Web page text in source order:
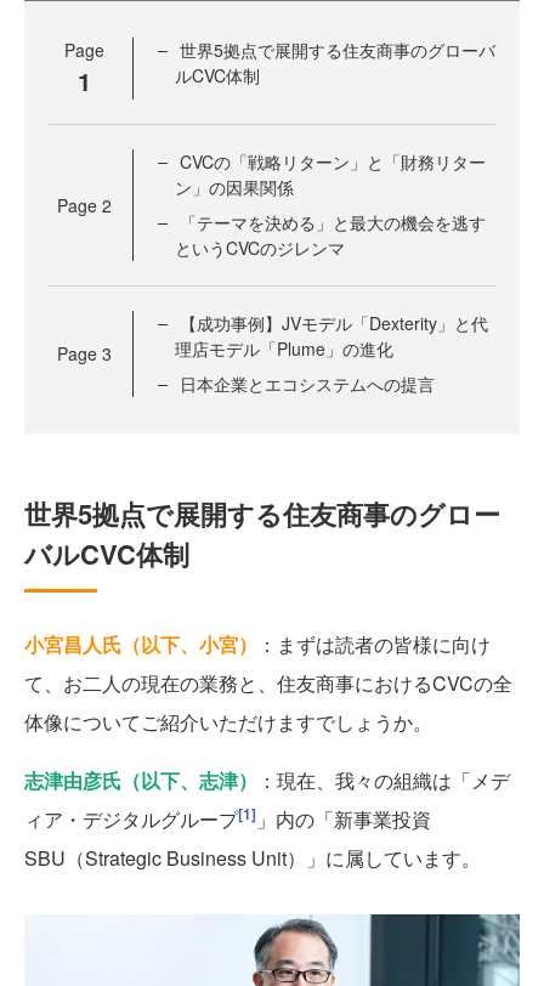
Page
1
世界5拠点で展開する住友商事のグローバ
ルCVC体制
Page 2
CVCの「戦略リターン」と「財務リター
ン」の因果関係
「テーマを決める」と最大の機会を逃す
というCVCのジレンマ
Page 3
【成功事例】JVモデル「Dexterity」と代
理店モデル「Plume」の進化
日本企業とエコシステムへの提言
世界5拠点で展開する住友商事のグロー
バルCVC体制
小宮昌人氏（以下、小宮）
：まずは読者の皆様に向け
て、お二人の現在の業務と、住友商事におけるCVCの全
体像についてご紹介いただけますでしょうか。
志津由彦氏（以下、志津）
：現在、我々の組織は「メデ
ィア・デジタルグループ[1] 」内の「新事業投資
SBU（Strategic Business Unit）」に属しています。